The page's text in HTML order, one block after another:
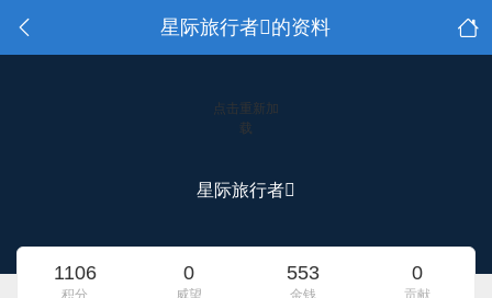
星际旅行者的资料
点击重新加
载
星际旅行者
1106
积分
0
威望
553
金钱
0
贡献